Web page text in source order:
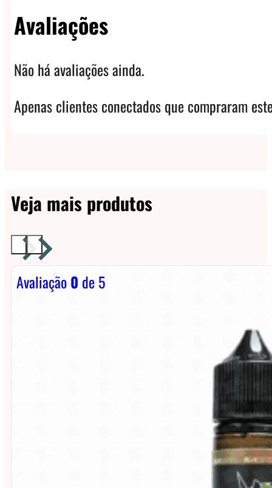
Avaliações
Não há avaliações ainda.
Apenas clientes conectados que compraram
Veja mais produtos
Avaliação0 de 5